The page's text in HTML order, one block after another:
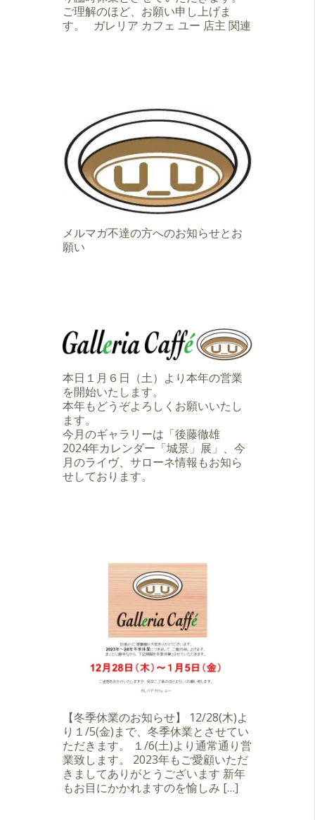
ご理解のほど、お願い申し上げま
す。 ガレリア カフェ ユー 店主 関連
メルマガ不達の方へのお知らせとお
願い
本日１月６日（土）より本年の営業
を開始いたします。
本年もどうぞよろしくお願いいたし
ます。
今月のギャラリーは「後藤徹雄
2024年カレンダー「城景」展」、今
月のライヴ、サローネ情報もお知ら
せしております。
【冬季休業のお知らせ】 12/28(木)よ
り１/5(金)まで、冬季休業とさせてい
ただきます。 １/6(土)より通常通り営
業致します。 2023年もご愛顧いただ
きましてありがとうございます 新年
もお目にかかれますのを愉しみ […]